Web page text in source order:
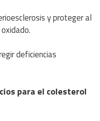
y proteger al
deficiencias
para el colesterol